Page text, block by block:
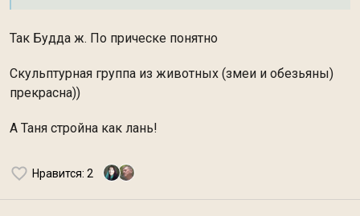
Так Будда ж. По прическе понятно
Скульптурная группа из животных (змеи и обезьяны)
прекрасна))
А Таня стройна как лань!
Нравится: 2